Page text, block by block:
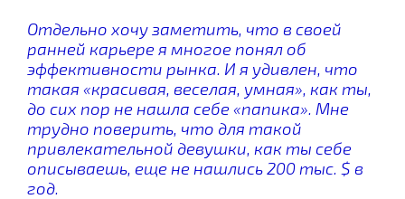
Отдельно хочу заметить, что в своей
ранней карьере я многое понял об
эффективности рынка. И я удивлен, что
такая «красивая, веселая, умная», как ты,
до сих пор не нашла себе «папика». Мне
трудно поверить, что для такой
привлекательной девушки, как ты себе
описываешь, еще не нашлись 200 тыс. $ в
год.